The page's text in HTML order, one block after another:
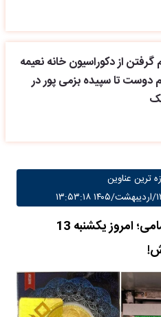
گرفتن از دکوراسیون خانه نعیمه
دوست تا سپیده بزمی پور در
ترین عناوین
قیمت سکه تمام بهار طرح امامی؛ امروز یکشنبه 13